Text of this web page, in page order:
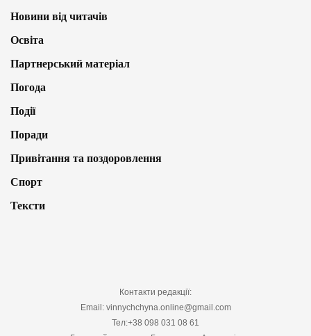
Новини від читачів
Освіта
Партнерський матеріал
Погода
Події
Поради
Привітання та поздоровлення
Спорт
Тексти
Контакти редакції:
Email: vinnychchyna.online@gmail.com
Тел:+38 098 031 08 61